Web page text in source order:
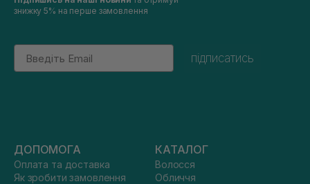
знижку 5% на перше замовлення
Email
підписатись
ДОПОМОГА
Оплата та доставка
Як зробити замовлення
КАТАЛОГ
Волосся
Обличчя